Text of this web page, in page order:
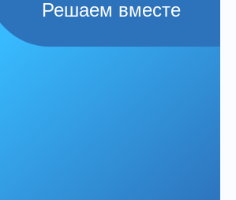
Решаем вместе